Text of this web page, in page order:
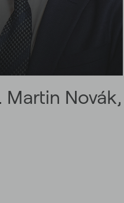
Martin Novák,